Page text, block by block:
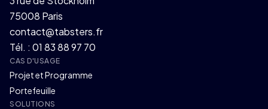
75008 Paris
contact@tabsters.fr
Tél. : 01 83 88 97 70
CAS D'USAGE
Projet et Programme
Portefeuille
SOLUTIONS